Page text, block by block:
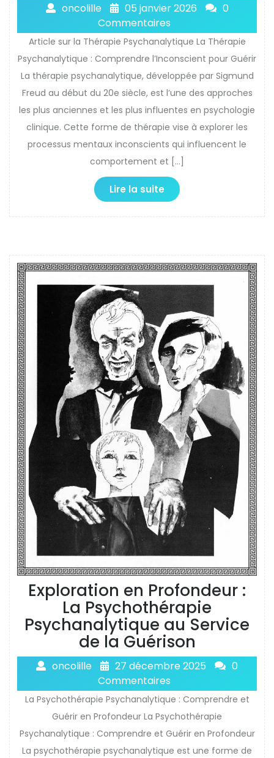
oncolille 05 janvier 2026
0
Commentaires
Article sur la Thérapie Psychanalytique La Thérapie
Psychanalytique : Comprendre l’Inconscient pour Guérir
La thérapie psychanalytique, développée par Sigmund
Freud au début du 20e siècle, est l’une des approches
les plus anciennes et les plus influentes en psychologie
clinique. Cette forme de thérapie vise à explorer les
processus mentaux inconscients qui influencent le
comportement et […]
Lire la suite
Exploration en Profondeur :
La Psychothérapie
Psychanalytique au Service
de la Guérison
oncolille 27 décembre 2025
0
Commentaires
La Psychothérapie Psychanalytique : Comprendre et
Guérir en Profondeur La Psychothérapie
Psychanalytique : Comprendre et Guérir en Profondeur
La psychothérapie psychanalytique est une forme de